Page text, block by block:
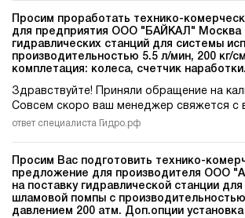
Просим проработать технико-
для предприятия ООО "БАЙКАЛ" Москва
гидравлических станций для системы
производительностью 5.5 л/мин, 200 кг/
комплетация: колеса, счетчик наработки.
Здравствуйте! Приняли обращение на
Совсем скоро ваш менеджер свяжется с
ответ специалиста Гидро.рф
Просим Вас подготовить технико-
предложение для производителя ООО
на поставку гидравлической станции
шламовой помпы c
давлением 200 атм. Доп.опции установка